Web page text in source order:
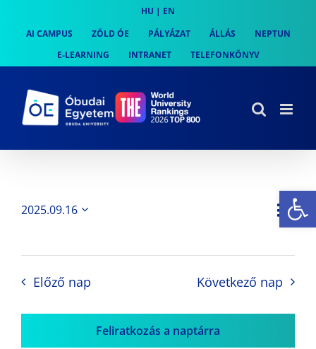
content
HU | EN
AI CAMPUS
ZÖLD ÓE PÁLYÁZAT ÁLLÁS
NEPTUN
E-LEARNING
INTRANET TELEFONKÖNYV
Nap
2025.09.16
Előző nap Következő nap
Feliratkozás a naptárra